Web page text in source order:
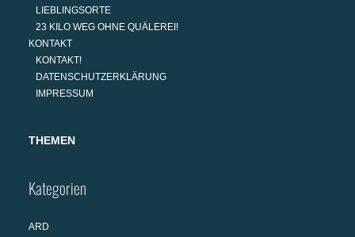
LIEBLINGSORTE
23 KILO WEG OHNE QUÄLEREI!
KONTAKT
KONTAKT!
DATENSCHUTZERKLÄRUNG
IMPRESSUM
THEMEN
Kategorien
ARD